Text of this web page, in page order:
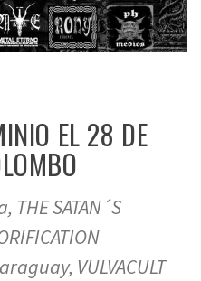
EL 28 DE
THE SATAN´S
VULVACULT